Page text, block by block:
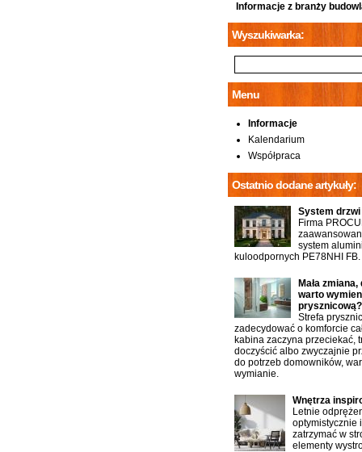
Informacje z branży
Wyszukiwarka:
Menu
Informacje
Kalendarium
Współpraca
Ostatnio dodane artykuły:
System
Firma
system
kuloodpornych PE78NHI FB.
Mała
warto
prysznicową?
Strefa
zadecydować o komforcie
kabina zaczyna przeciekać,
doczyścić albo zwyczajnie
do potrzeb domowników,
wymianie.
Wnętrza
Letnie
optymistycznie
zatrzymać w
elementy